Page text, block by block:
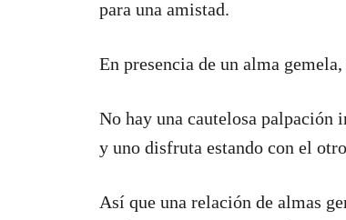
para una amistad.
En presencia de un alma
No hay una cautelosa
y uno disfruta estando con el
Así que una relación de almas